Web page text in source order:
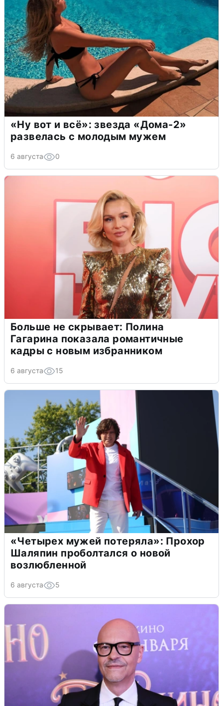
«Ну вот и всё»: звезда «Дома-2»
развелась с молодым мужем
6 августа 0
Больше не скрывает: Полина
Гагарина показала романтичные
кадры с новым избранником
6 августа 15
«Четырех мужей потеряла»: Прохор
Шаляпин проболтался о новой
возлюбленной
6 августа 5